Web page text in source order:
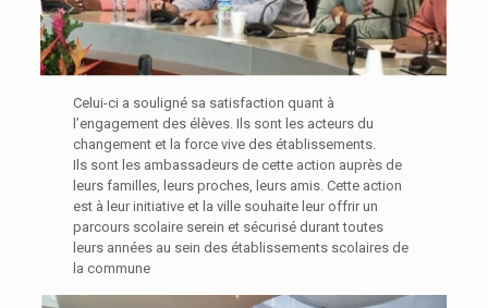
Celui-ci a souligné sa satisfaction quant à
l’engagement des élèves. Ils sont les acteurs du
changement et la force vive des établissements.
Ils sont les ambassadeurs de cette action auprès de
leurs familles, leurs proches, leurs amis. Cette action
est à leur initiative et la ville souhaite leur offrir un
parcours scolaire serein et sécurisé durant toutes
leurs années au sein des établissements scolaires de
la commune